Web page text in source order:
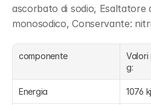
ascorbato di sodio, Esaltatore
monosodico, Conservante:
componente
Valori
g:
Energia 1076